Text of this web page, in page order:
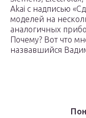
Akai с надписью
моделей на
аналогичных
Почему? Вот что
назвавшийся